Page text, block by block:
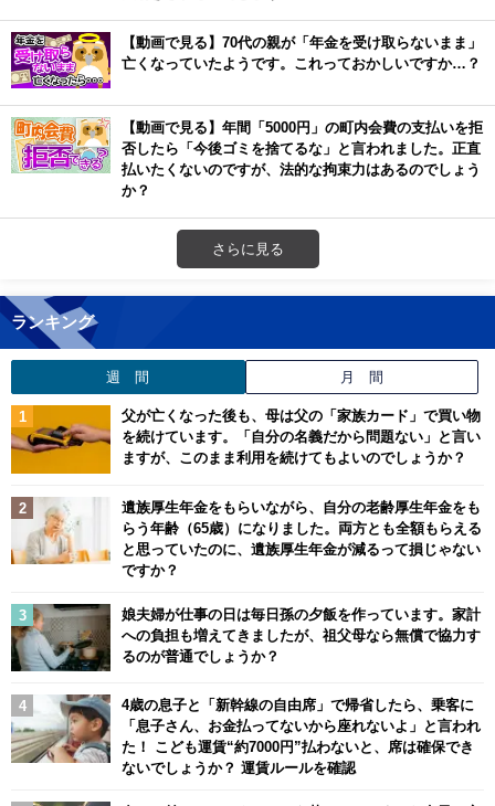
【動画で見る】70代の親が「年金を受け取らないまま」
亡くなっていたようです。これっておかしいですか…？
【動画で見る】年間「5000円」の町内会費の支払いを拒
否したら「今後ゴミを捨てるな」と言われました。正直
払いたくないのですが、法的な拘束力はあるのでしょう
か？
さらに見る
ランキング
週 間 月 間
父が亡くなった後も、母は父の「家族カード」で買い物
を続けています。「自分の名義だから問題ない」と言い
ますが、このまま利用を続けてもよいのでしょうか？
遺族厚生年金をもらいながら、自分の老齢厚生年金をも
らう年齢（65歳）になりました。両方とも全額もらえる
と思っていたのに、遺族厚生年金が減るって損じゃない
ですか？
娘夫婦が仕事の日は毎日孫の夕飯を作っています。家計
への負担も増えてきましたが、祖父母なら無償で協力す
るのが普通でしょうか？
4歳の息子と「新幹線の自由席」で帰省したら、乗客に
「息子さん、お金払ってないから座れないよ」と言われ
た！ こども運賃“約7000円”払わないと、席は確保でき
ないでしょうか？ 運賃ルールを確認